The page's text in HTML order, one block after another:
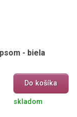
- biela
Do košíka
skladom